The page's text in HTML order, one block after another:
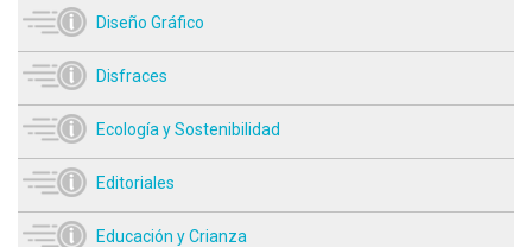
Diseño Gráfico
Disfraces
Ecología y Sostenibilidad
Editoriales
Educación y Crianza